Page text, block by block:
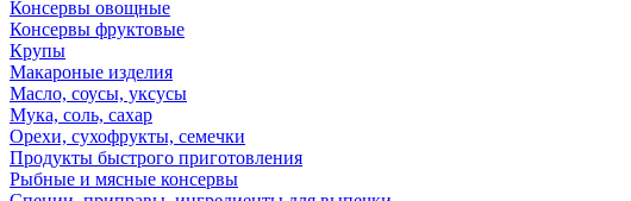
Консервы овощные
Консервы фруктовые
Крупы
Макароные изделия
Масло, соусы, уксусы
Мука, соль, сахар
Орехи, сухофрукты, семечки
Продукты быстрого приготовления
Рыбные и мясные консервы